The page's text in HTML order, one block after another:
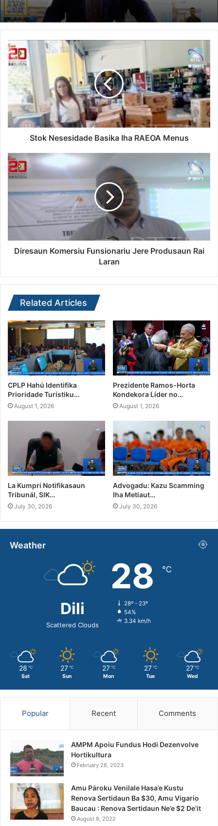
Stok Nesesidade Basika Iha RAEOA Menus
Diresaun Komersiu Funsionariu Jere Produsaun Rai
Laran
Related Articles
CPLP Hahú Identifika
Prioridade Turístiku…
August 1, 2026
Prezidente Ramos-Horta
Kondekora Líder no…
August 1, 2026
La Kumpri Notifikasaun
Tribunál, SIK…
July 30, 2026
Advogadu: Kazu Scamming
Iha Metiaut…
July 30, 2026
Weather
Dili
Scattered Clouds
28 ℃
28º - 23º
54%
3.34 km/h
28 ℃
Sat
27 ℃
Sun
27 ℃
Mon
27 ℃
Tue
27 ℃
Wed
Popular Recent Comments
AMPM Apoiu Fundus Hodi Dezenvolve
Hortikultura
February 28, 2023
Amu Pároku Venilale Hasa’e Kustu
Renova Sertidaun Ba $30, Amu Vigario
Baucau : Renova Sertidaun Ne’e $2 De’it
August 8, 2022